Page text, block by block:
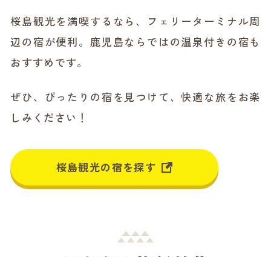
桜島観光を満喫するなら、フェリーターミナル周
辺の宿が便利。鹿児島ならではの温泉付きの宿も
おすすめです。
ぜひ、ぴったりの宿を見つけて、快適な旅をお楽
しみください！
桜島観光の宿を探す